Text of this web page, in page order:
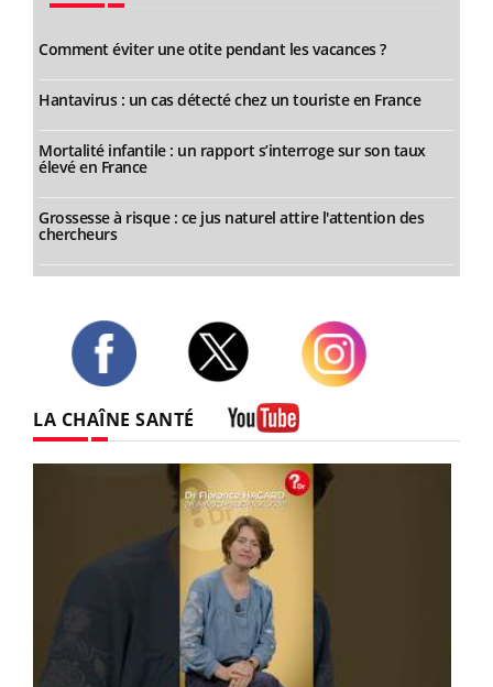
Comment éviter une otite pendant les vacances ?
Hantavirus : un cas détecté chez un touriste en France
Mortalité infantile : un rapport s’interroge sur son taux
élevé en France
Grossesse à risque : ce jus naturel attire l'attention des
chercheurs
LA CHAÎNE SANTÉ